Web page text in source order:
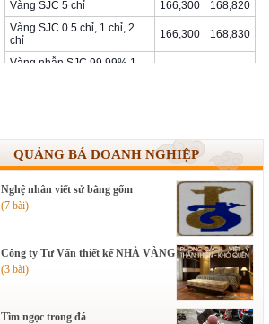
QUẢNG BÁ DOANH NGHIỆP
Nghệ nhân viết sử bằng gốm
(7 bài)
Công ty Tư Vấn thiết kế NHÀ VÀNG
(3 bài)
Tìm ngọc trong đá